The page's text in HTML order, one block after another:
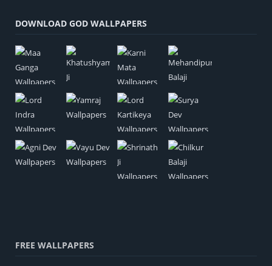
DOWNLOAD GOD WALLPAPERS
FREE WALLPAPERS